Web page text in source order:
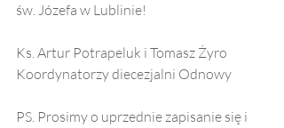
św. Józefa w Lublinie!
Ks. Artur Potrapeluk i Tomasz Żyro
Koordynatorzy diecezjalni Odnowy
PS. Prosimy o uprzednie zapisanie się i